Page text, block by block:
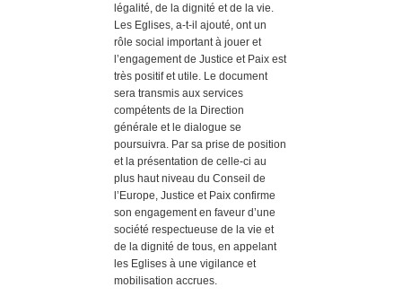
légalité, de la dignité et de la vie.
Les Eglises, a-t-il ajouté, ont un
rôle social important à jouer et
l’engagement de Justice et Paix est
très positif et utile. Le document
sera transmis aux services
compétents de la Direction
générale et le dialogue se
poursuivra. Par sa prise de position
et la présentation de celle-ci au
plus haut niveau du Conseil de
l’Europe, Justice et Paix confirme
son engagement en faveur d’une
société respectueuse de la vie et
de la dignité de tous, en appelant
les Eglises à une vigilance et
mobilisation accrues.